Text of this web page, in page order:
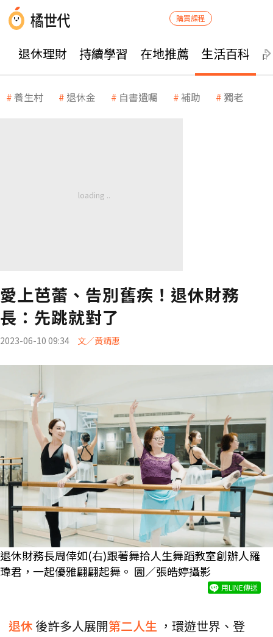
購買課程
退休理財 持續學習 在地推薦 生活百科
養生村 退休金 自書遺囑 補助 獨老
愛上芭蕾、告別舊疾！退休財務
長：先跳就對了
2023-06-10 09:34 文／黃靖惠
退休財務長周倖如(右)跟著舞拾人生舞蹈教室創辦人羅
瑋君，一起優雅翩翩起舞。 圖／張皓婷攝影
用LINE傳送
退休 後許多人展開第二人生 ，環遊世界、登